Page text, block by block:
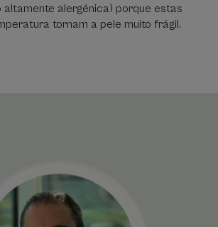
altamente alergénica) porque estas
tornam a pele muito frágil.